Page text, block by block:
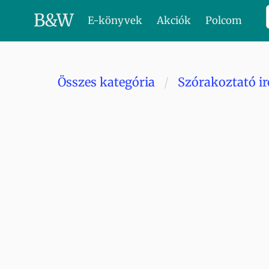
B&W E-könyvek Akciók Polcom
Összes kategória Szórakoztató